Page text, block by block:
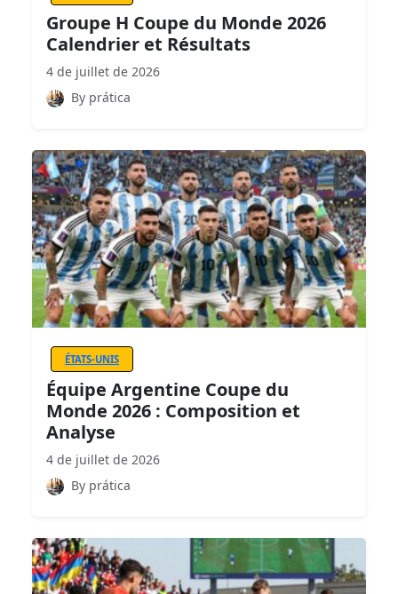
Groupe H Coupe du Monde 2026
Calendrier et Résultats
4 de juillet de 2026
By prática
ÉTATS-UNIS
Équipe Argentine Coupe du
Monde 2026 : Composition et
Analyse
4 de juillet de 2026
By prática